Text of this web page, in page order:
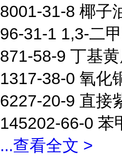
8001-31-8 椰子
96-31-1 1,3-二
871-58-9 丁基
1317-38-0 氧化
6227-20-9 直接
145202-66-0 苯
...查看全文 >